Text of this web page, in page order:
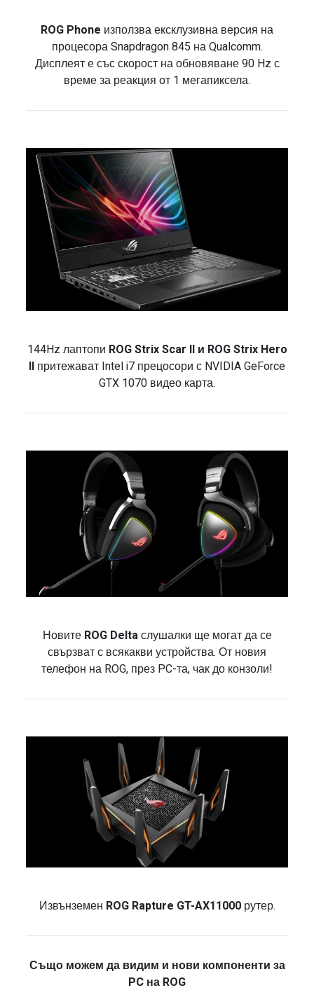
ROG Phone използва ексклузивна версия на
процесора Snapdragon 845 на Qualcomm.
Дисплеят е със скорост на обновяване 90 Hz с
време за реакция от 1 мегапиксела.
144Hz лаптопи ROG Strix Scar II и ROG Strix Hero
II притежават Intel i7 прецосори с NVIDIA GeForce
GTX 1070 видео карта.
НовитеROG Deltaслушалки ще могат да се
свързват с всякакви устройства. От новия
телефон на ROG, през PC-та, чак до конзоли!
Извънземен ROG Rapture GT-AX11000рутер.
Също можем да видим и нови компоненти за
PC на ROG